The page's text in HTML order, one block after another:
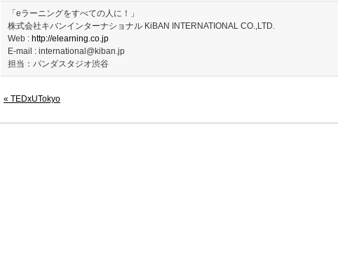
「eラーニングをすべての人に！」
株式会社キバンインターナショナル KiBAN INTERNATIONAL CO.,LTD.
Web : http://elearning.co.jp
E-mail : international@kiban.jp
担当：パンダスタジオ渋谷
« TEDxUTokyo